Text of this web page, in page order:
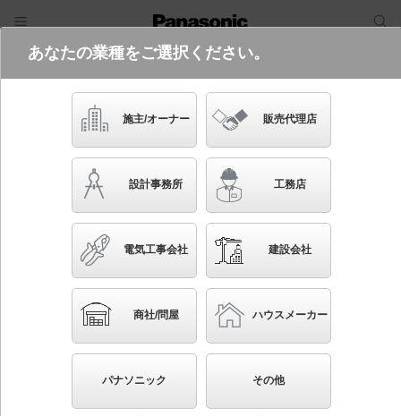
電気・建築設備（ビジネス）
フリーワード
品番・キーワード
かんたん照度計算
LGB11058W CE1
配線ダクト取付型 LED（電球色） ペンダント 拡散
タイプ LEDユニット交換型 白熱電球60形1灯器具相
あなたの業種をご選択ください。
施主/オーナー 販売代理店
設計事務所 工務店
電気工事会社 建設会社
商社/問屋 ハウスメーカー
パナソニック その他